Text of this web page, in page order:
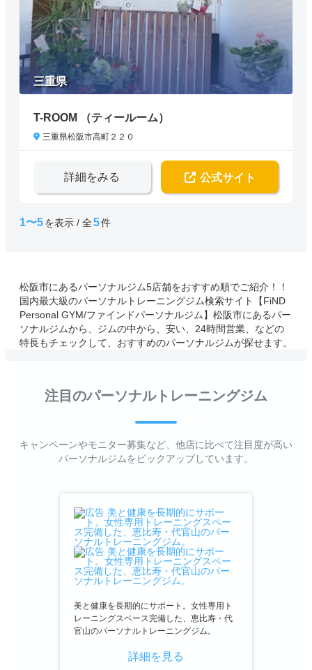
三重県
T-ROOM （ティールーム）
三重県松阪市高町２２０
詳細をみる 公式サイト
1〜5を表示 / 全5件
松阪市にあるパーソナルジム5店舗をおすすめ順でご紹介！！
国内最大級のパーソナルトレーニングジム検索サイト【FiND
Personal GYM/ファインドパーソナルジム】松阪市にあるパー
ソナルジムから、ジムの中から、安い、24時間営業、などの
特長もチェックして、おすすめのパーソナルジムが探せます。
注目のパーソナルトレーニングジム
キャンペーンやモニター募集など、他店に比べて注目度が高い
パーソナルジムをピックアップしています。
美と健康を長期的にサポート。女性専用ト
レーニングスペース完備した、恵比寿・代
官山のパーソナルトレーニングジム。
詳細を見る